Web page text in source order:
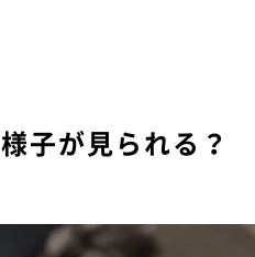
子が見られる？